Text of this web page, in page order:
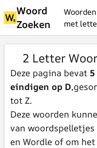
Woord
Zoeken
met
2 Letter
Deze pagina bevat
eindigen op D
tot Z.
Deze woorden
van woordspelletjes
en Wordle of om